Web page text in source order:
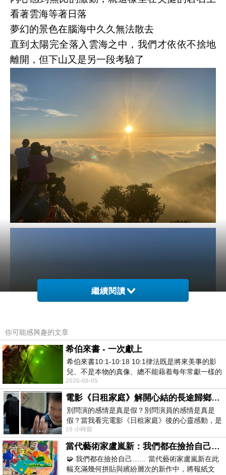
看著雲海等著日落
夢幻的景色在腦海中久久無法散去
直到太陽完全落入雲海之中，我們才依依不捨地
離開，但下山又是另一段考驗了
繼續閱讀
你可能感興趣的文章
希伯來書 - 一次獻上
希伯來書10:1-10:18 10:1律法既是將來美事的影
兒、不是本物的真像、總不能藉着每年常獻一樣的
祭物、叫那近前來的人得以完全。 10
2026-08-05
電影《日租家庭》解開心結的長途歸鄉！能在電影院感受到地理的寬闊和人心的相鄰，真是太棒了！
別問演的感情是真是假？別問演員的感情是真是
假？當我看完電影《日租家庭》後的心靈感動，是
真的。詮釋的情感觸動了人心，就是真情
19 小時前
當代藝術家盧嵐新：我們都在撿拾自己，將散落的情緒與碎片，拼回生命完整的輪廓
🧩 我們都在撿拾自己…… 當代藝術家盧嵐新在此
幅充滿幾何拼貼與繽紛層次的新作中，將報紙文